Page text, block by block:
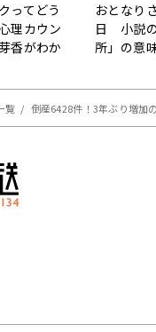
ってどう
理カウン
香がわか
おとなり
日 小説
所」の意
覧 倒産6428件！3年ぶり増加の原因は？「